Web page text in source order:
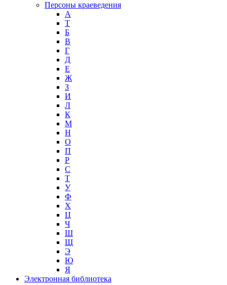
Персоны краеведения
А
T
Б
В
Г
Д
Е
Ж
З
И
Л
К
М
Н
О
П
Р
С
Т
У
Ф
Х
Ц
Ч
Ш
Щ
Э
Ю
Я
Электронная библиотека